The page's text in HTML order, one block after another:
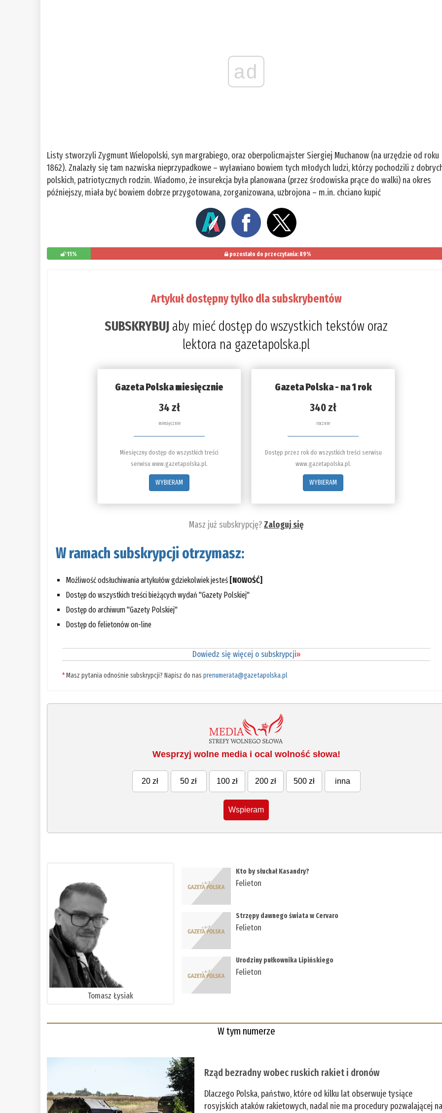
ad
Listy stworzyli Zygmunt Wielopolski, syn margrabiego, oraz oberpolicmajster Siergiej Muchanow (na urzędzie od roku
1862). Znalazły się tam nazwiska nieprzypadkowe – wyławiano bowiem tych młodych ludzi, którzy pochodzili z
polskich, patriotycznych rodzin. Wiadomo, że insurekcja była planowana (przez środowiska prące do walki) na okres
późniejszy, miała być bowiem dobrze przygotowana, zorganizowana, uzbrojona – m.in. chciano kupić
11% pozostało do przeczytania: 89%
Artykuł dostępny tylko dla subskrybentów
SUBSKRYBUJ aby mieć dostęp do wszystkich tekstów oraz
lektora na gazetapolska.pl
Gazeta Polska miesięcznie
34 zł
miesięcznie
Miesięczny dostęp do wszystkich treści
serwisu www.gazetapolska.pl.
WYBIERAM
Gazeta Polska - na 1 rok
340 zł
rocznie
Dostęp przez rok do wszystkich treści serwisu
www.gazetapolska.pl.
WYBIERAM
Masz już subskrypcję?Zaloguj się
W ramach subskrypcji otrzymasz:
Możliwość odsłuchiwania artykułów gdziekolwiek jesteś [NOWOŚĆ]
Dostęp do wszystkich treści bieżących wydań "Gazety Polskiej"
Dostęp do archiwum "Gazety Polskiej"
Dostęp do felietonów on-line
Dowiedz się więcej o subskrypcji»
*Masz pytania odnośnie subskrypcji? Napisz do nasprenumerata@gazetapolska.pl
Wesprzyj wolne media i ocal wolność słowa!
20 zł 50 zł 100 zł 200 zł 500 zł inna
Wspieram
Tomasz Łysiak
Kto by słuchał Kasandry?
Felieton
Strzępy dawnego świata w Cervaro
Felieton
Urodziny pułkownika Lipińskiego
Felieton
W tym numerze
Rząd bezradny wobec ruskich rakiet i dronów
Dlaczego Polska, państwo, które od kilku lat obserwuje tysiące
rosyjskich ataków rakietowych, nadal nie ma procedury pozwalającej